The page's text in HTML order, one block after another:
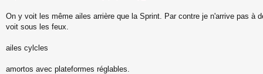
On y voit les même ailes arrière que la Sprint. Par contre je n'arrive pas à
voit sous les feux.
ailes cylcles
amortos avec plateformes réglables.